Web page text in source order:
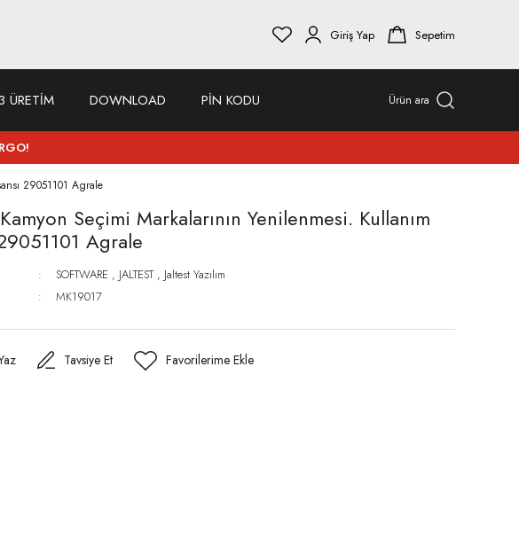
Giriş Yap Sepetim
ÜRETİM DOWNLOAD PİN KODU Ürün ara
29051101 Agrale
Seçimi Markalarının Yenilenmesi. Kullanım
Agrale
SOFTWARE , JALTEST , Jaltest Yazılım
MK19017
Tavsiye Et